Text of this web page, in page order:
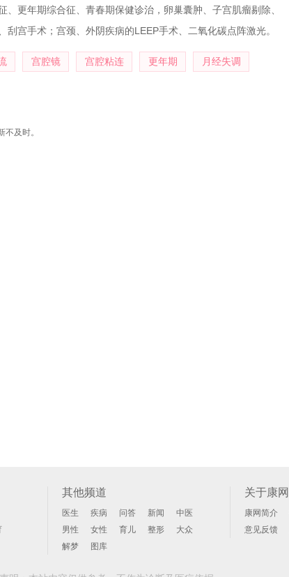
更年期综合征、青春期保健诊治，卵巢囊肿、子宫肌瘤剔除、
宫手术；宫颈、外阴疾病的LEEP手术、二氧化碳点阵激光。
宫腔镜 宫腔粘连 更年期 月经失调
及时。
其他频道
医生 疾病 问答 新闻
中医
男性
女性 育儿 整形
大众
解梦
图库
关于康网
康网简介
意见反馈